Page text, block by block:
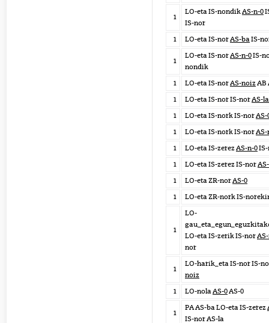
1
LO-eta IS-nondikAS-n-0
IS-nor
1
LO-eta IS-norAS-baIS-
1
LO-eta IS-norAS-n-0IS-
nondik
1
LO-eta IS-norAS-noiz AB
1
LO-eta IS-nor IS-norAS-
1
LO-eta IS-nork IS-norAS-
1
LO-eta IS-nork IS-nor
1
LO-eta IS-zerez AS-n-0
1
LO-eta IS-zerez IS-nor
1
LO-eta ZR-norAS-0
1
LO-eta ZR-nork IS-
1
LO-
LO-eta IS-zerik IS-nor
nor
1
LO-harik_eta IS-nor IS-
noiz
1
LO-nolaAS-0AS-0
1
PA AS-ba LO-eta IS-zerez
IS-nor AS-la